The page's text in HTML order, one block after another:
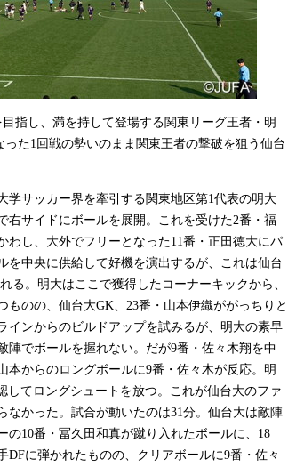
指し、満を持して登場する関東リーグ王者・明
た1回戦の勢いのまま関東王者の撃破を狙う仙台
サッカー界を牽引する関東地区第1代表の明大
右サイドにボールを展開。これを受けた2番・福
わし、大外でフリーとなった11番・正田徳大にパ
を中央に供給して好機を演出するが、これは仙台
る。明大はここで獲得したコーナーキックから、
ものの、仙台大GK、23番・山本伊織ががっちりと
インからのビルドアップを試みるが、明大の素早
陣でボールを握れない。だが9番・佐々木翔を中
本からのロングボールに9番・佐々木が反応。明
してロングシュートを放つ。これが仙台大のファ
なかった。試合が動いたのは31分。仙台大は敵陣
10番・冨久田和真が蹴り入れたボールに、18
に弾かれたものの、クリアボールに9番・佐々